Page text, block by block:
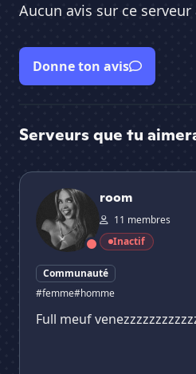
Aucun avis sur ce
Donne ton avis
Serveurs que tu
room
room
11 membres
Inactif
Communauté
#femme#homme
Full meuf